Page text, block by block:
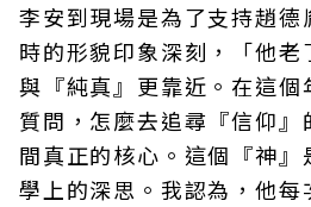
李安到現場是為了支持趙德
時的形貌印象深刻，「他
與『純真』更靠近。在這
質問，怎麼去追尋『信仰
間真正的核心。這個『神
學上的深思。我認為，他每